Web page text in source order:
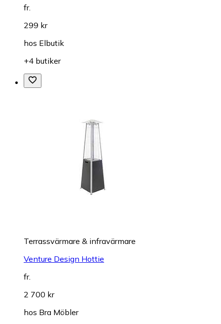
fr.
299 kr
hos Elbutik
+4 butiker
Terrassvärmare & infravärmare
Venture Design Hottie
fr.
2 700 kr
hos Bra Möbler